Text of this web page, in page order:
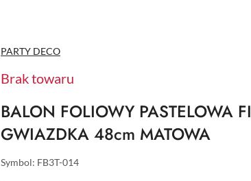
NAZWA
PRODUCENTA:
PARTY DECO
Brak towaru
BALON FOLIOWY PASTELOWA
GWIAZDKA 48cm MATOWA
Symbol: FB3T-014